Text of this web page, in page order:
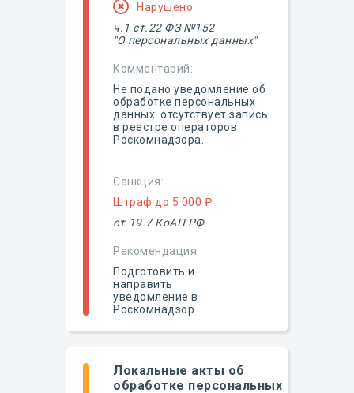
Комментарий:
Санкция:
Нарушено
ч.1 ст.22 ФЗ №152
"О персональных данных"
ст.19.7 КоАП РФ
Рекомендация:
Подготовить и
направить
уведомление в
Роскомнадзор.
Штраф до 5 000 ₽
Не подано уведомление об
обработке персональных
данных: отсутствует запись
в реестре операторов
Роскомнадзора.
Локальные акты об
обработке персональных